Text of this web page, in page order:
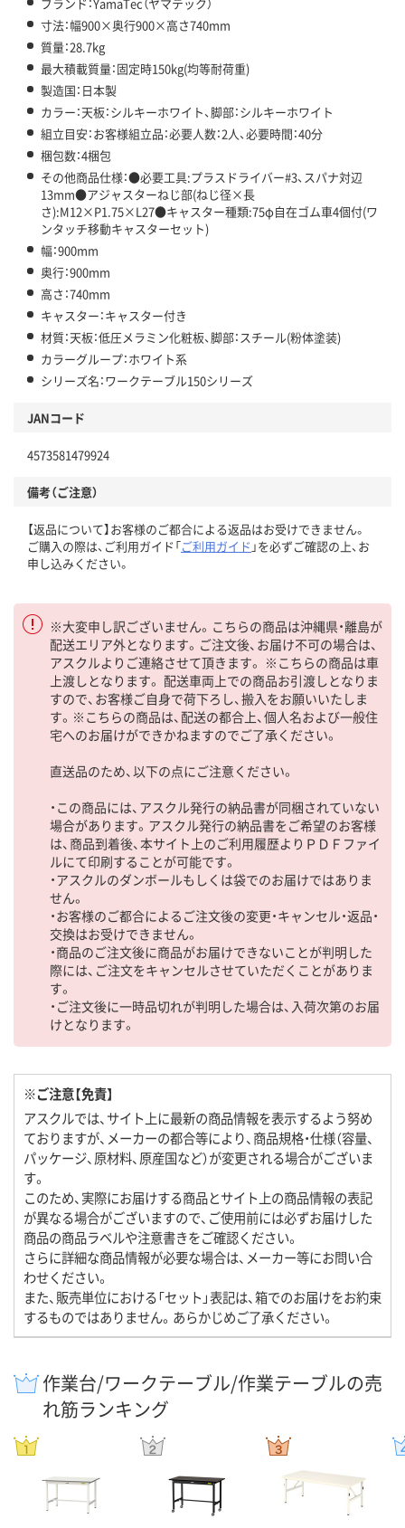
寸法：幅900×奥行900×高さ740mm
質量：28.7kg
最大積載質量：固定時150kg(均等耐荷重)
製造国：日本製
カラー：天板：シルキーホワイト、脚部：シルキーホワイト
組立目安：お客様組立品：必要人数：2人、必要時間：40分
梱包数：4梱包
その他商品仕様：●必要工具:プラスドライバー#3、スパナ対辺
13mm●アジャスターねじ部(ねじ径×長
さ):M12×P1.75×L27●キャスター種類:75φ自在ゴム車4個付(ワ
ンタッチ移動キャスターセット)
幅：900mm
奥行：900mm
高さ：740mm
キャスター：キャスター付き
材質：天板：低圧メラミン化粧板、脚部：スチール(粉体塗装)
カラーグループ：ホワイト系
シリーズ名：ワークテーブル150シリーズ
JANコード
4573581479924
備考（ご注意）
【返品について】お客様のご都合による返品はお受けできません。
ご購入の際は、ご利用ガイド「ご利用ガイド 」を必ずご確認の上、お
申し込みください。
※大変申し訳ございません。こちらの商品は沖縄県・離島が
配送エリア外となります。ご注文後、お届け不可の場合は、
アスクルよりご連絡させて頂きます。 ※こちらの商品は車
上渡しとなります。 配送車両上での商品お引渡しとなりま
すので、お客様ご自身で荷下ろし、搬入をお願いいたしま
す。※こちらの商品は、配送の都合上、個人名および一般住
宅へのお届けができかねますのでご了承ください。
直送品のため、以下の点にご注意ください。
・この商品には、アスクル発行の納品書が同梱されていない
場合があります。アスクル発行の納品書をご希望のお客様
は、商品到着後、本サイト上のご利用履歴よりＰＤＦファイ
ルにて印刷することが可能です。
・アスクルのダンボールもしくは袋でのお届けではありま
せん。
・お客様のご都合によるご注文後の変更・キャンセル・返品・
交換はお受けできません。
・商品のご注文後に商品がお届けできないことが判明した
際には、ご注文をキャンセルさせていただくことがありま
す。
・ご注文後に一時品切れが判明した場合は、入荷次第のお届
けとなります。
※ご注意【免責】
アスクルでは、サイト上に最新の商品情報を表示するよう努め
ておりますが、メーカーの都合等により、商品規格・仕様（容量、
パッケージ、原材料、原産国など）が変更される場合がございま
す。
このため、実際にお届けする商品とサイト上の商品情報の表記
が異なる場合がございますので、ご使用前には必ずお届けした
商品の商品ラベルや注意書きをご確認ください。
さらに詳細な商品情報が必要な場合は、メーカー等にお問い合
わせください。
また、販売単位における「セット」表記は、箱でのお届けをお約束
するものではありません。あらかじめご了承ください。
作業台/ワークテーブル/作業テーブルの売
れ筋ランキング